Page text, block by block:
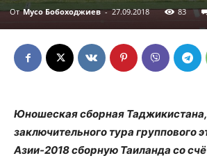
От Мусо Бобоходжиев - 27.09.2018 83
Юношеская сборная
заключительного тура группового
Азии-2018 сборную Таиланда со